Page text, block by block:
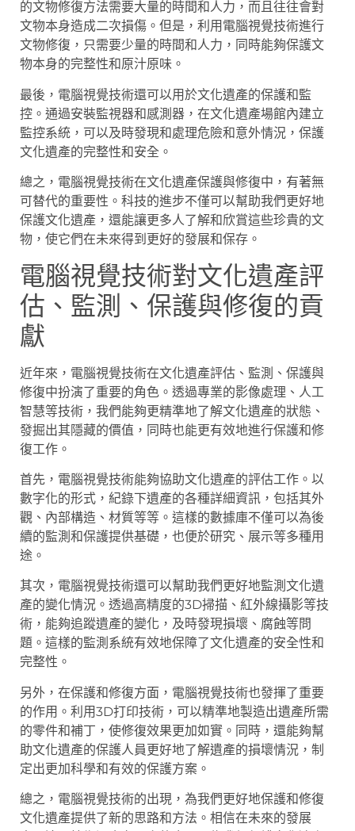
的文物修復方法需要大量的時間和人力，而且往往會對
文物本身造成二次損傷。但是，利用電腦視覺技術進行
文物修復，只需要少量的時間和人力，同時能夠保護文
物本身的完整性和原汁原味。
最後，電腦視覺技術還可以用於文化遺產的保護和監
控。通過安裝監視器和感測器，在文化遺產場館內建立
監控系統，可以及時發現和處理危險和意外情況，保護
文化遺產的完整性和安全。
總之，電腦視覺技術在文化遺產保護與修復中，有著無
可替代的重要性。科技的進步不僅可以幫助我們更好地
保護文化遺產，還能讓更多人了解和欣賞這些珍貴的文
物，使它們在未來得到更好的發展和保存。
電腦視覺技術對文化遺產評
估、監測、保護與修復的貢
獻
近年來，電腦視覺技術在文化遺產評估、監測、保護與
修復中扮演了重要的角色。透過專業的影像處理、人工
智慧等技術，我們能夠更精準地了解文化遺產的狀態、
發掘出其隱藏的價值，同時也能更有效地進行保護和修
復工作。
首先，電腦視覺技術能夠協助文化遺產的評估工作。以
數字化的形式，紀錄下遺產的各種詳細資訊，包括其外
觀、內部構造、材質等等。這樣的數據庫不僅可以為後
續的監測和保護提供基礎，也便於研究、展示等多種用
途。
其次，電腦視覺技術還可以幫助我們更好地監測文化遺
產的變化情況。透過高精度的3D掃描、紅外線攝影等技
術，能夠追蹤遺產的變化，及時發現損壞、腐蝕等問
題。這樣的監測系統有效地保障了文化遺產的安全性和
完整性。
另外，在保護和修復方面，電腦視覺技術也發揮了重要
的作用。利用3D打印技術，可以精準地製造出遺產所需
的零件和補丁，使修復效果更加如實。同時，還能夠幫
助文化遺產的保護人員更好地了解遺產的損壞情況，制
定出更加科學和有效的保護方案。
總之，電腦視覺技術的出現，為我們更好地保護和修復
文化遺產提供了新的思路和方法。相信在未來的發展